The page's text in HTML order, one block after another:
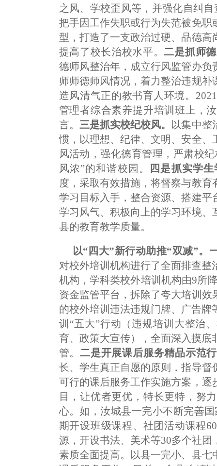
之风、学校歪风等，并强化自纠
把手因工作失职或行为失范被免
型，打造了一支政治过硬、品德
提高了校长治校水平。二是抓师
德师风整治年，成立行风监管办
师师德师风情况，着力整治违规
造风清气正的教书育人环境。
管理者综合素养提升培训班上，
言。 三是抓实校纪校风。
以集中整
惯，以理想、纪律、文明、安全
风活动，强化德育管理，严肃校
风浓”的和谐校园。
四是抓实学
度，采取有效措施，将督察与教
学习目标入手，整合资源、搭建
学习风气、积极向上的学习环境
县的教育教学质量。
以“四大”新行动助推“双减”。
对校外培训机构进行了全面排查
机构，学科类校外培训机构由9所
资金监管平台，拆除了夸大培训
的校外培训违法违规门牌、广告
训“五大”行动（违规培训大整治
育、政策大宣传），全面深入摸
管。二是开展课后服务精品示范
长、学生真正自愿的原则，指导
可行的课后服务工作实施方案，
目，让优者更优，特长更特，努
心。如，汝城县一完小不断完善
期开设班级课程、社团活动课程
源，开设书法、美术等30多个社
素质全面提高。以县一完小、县